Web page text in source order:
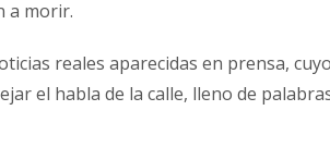
a morir.
reales aparecidas en prensa,
el habla de la calle, lleno de